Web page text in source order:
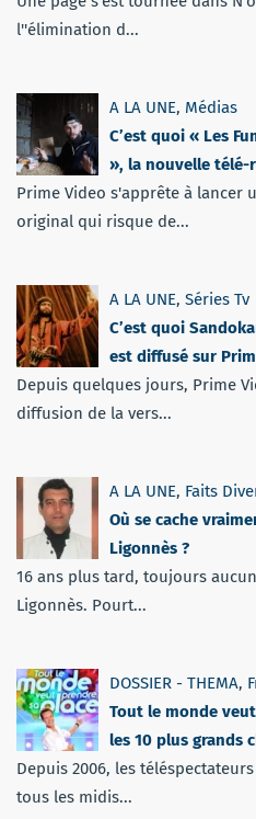
l''élimination d...
A LA UNE, Médias
C’est quoi « Les
», la nouvelle télé-
Prime Video s'apprête à lancer
original qui risque de...
A LA UNE, Séries Tv
C’est quoi
est diffusé sur
Depuis quelques jours, Prime
diffusion de la vers...
A LA UNE, Faits
Où se cache
Ligonnès ?
16 ans plus tard, toujours
Ligonnès. Pourt...
DOSSIER - THEMA,
Tout le monde
les 10 plus grands
Depuis 2006, les
tous les midis...